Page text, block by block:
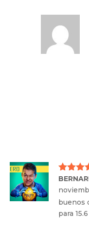
Valorado
con5
buenos
para